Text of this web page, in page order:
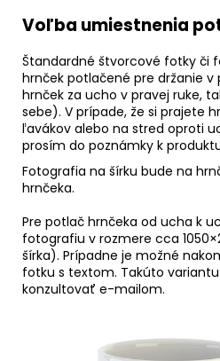
Voľba umiestnenia
Štandardné štvorcové fotky či
hrnček potlačené pre držanie
hrnček za ucho v pravej ruke,
sebe). V prípade, že si prajete
ľavákov alebo na stred oproti
prosím do poznámky k
Fotografia na šírku bude na
hrnčeka.
Pre potlač hrnčeka od ucha k
fotografiu v rozmere cca
šírka). Prípadne je možné
fotku s textom. Takúto
konzultovať e-mailom.